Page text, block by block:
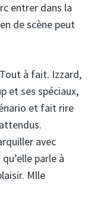
entrer dans la
de scène peut
à fait. Izzard,
et ses spéciaux,
et fait rire
avec
parle à
Mlle